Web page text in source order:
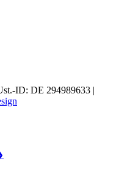
ID: DE 294989633 |